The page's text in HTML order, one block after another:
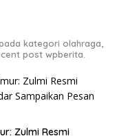
kategori olahraga,
post wpberita.
Zulmi Resmi